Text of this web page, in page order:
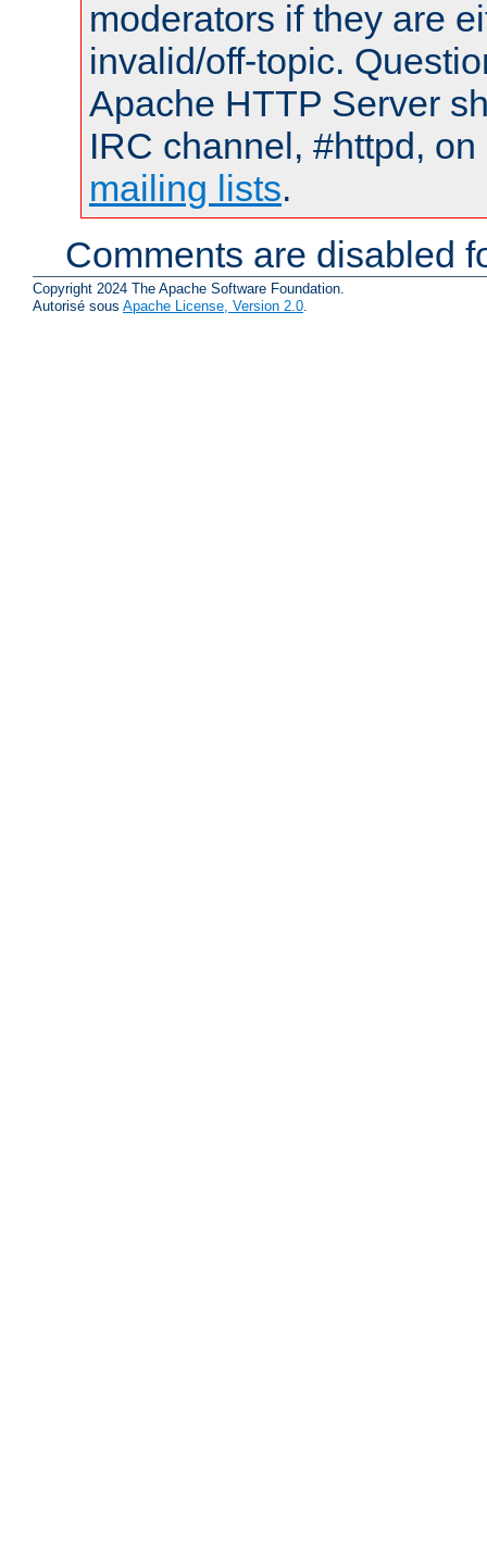
moderators if they are
invalid/off-topic.
Apache HTTP Server
IRC channel, #httpd,
mailing lists.
Comments are disabled
Copyright 2024 The Apache Software Foundation.
Autorisé sous Apache License, Version 2.0